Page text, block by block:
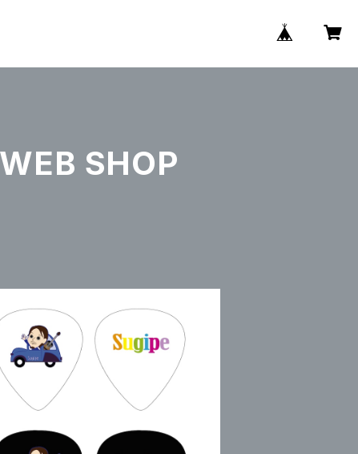
SHOP
Sugipeオリジナルギターピック